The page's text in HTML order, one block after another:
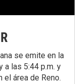
se emite en la
a las 5:44 p.m. y
el área de Reno.